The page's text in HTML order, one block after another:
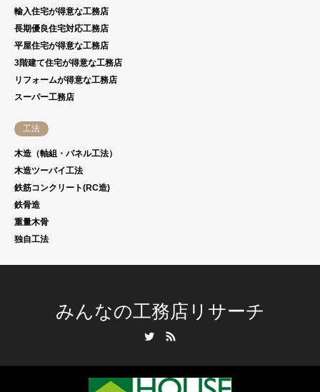
輸入住宅が得意な工務店
長期優良住宅対応工務店
平屋住宅が得意な工務店
3階建て住宅が得意な工務店
リフォームが得意な工務店
スーパー工務店
工法
木造（軸組・パネル工法）
木造ツーバイ工法
鉄筋コンクリート(RC造)
鉄骨造
重量木骨
独自工法
みんなの工務店リサーチ